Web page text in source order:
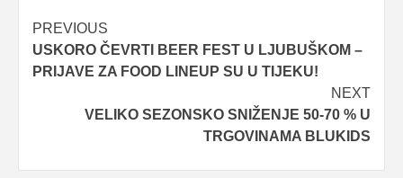
Post
navigation
PREVIOUS
USKORO ČEVRTI BEER FEST U LJUBUŠKOM –
PRIJAVE ZA FOOD LINEUP SU U TIJEKU!
NEXT
VELIKO SEZONSKO SNIŽENJE 50-70 % U
TRGOVINAMA BLUKIDS